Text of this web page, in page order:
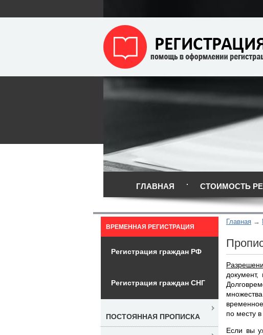
ГЛАВНАЯ СТОИМОСТЬ
Главная
по месту
Если вы
ВРЕМЕННАЯ РЕГИСТРАЦИЯ
Регистрация граждан РФ
Регистрация граждан СНГ
ПОСТОЯННАЯ ПРОПИСКА